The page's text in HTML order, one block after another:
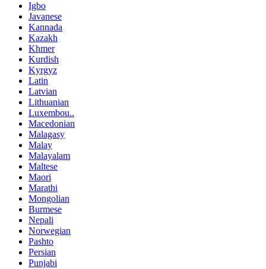
Igbo
Javanese
Kannada
Kazakh
Khmer
Kurdish
Kyrgyz
Latin
Latvian
Lithuanian
Luxembou..
Macedonian
Malagasy
Malay
Malayalam
Maltese
Maori
Marathi
Mongolian
Burmese
Nepali
Norwegian
Pashto
Persian
Punjabi